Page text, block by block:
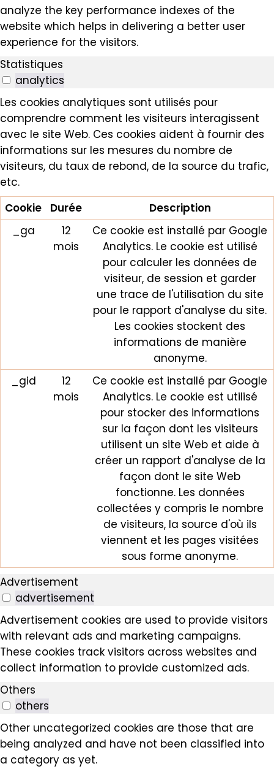
analyze the key performance indexes of the
website which helps in delivering a better user
experience for the visitors.
Statistiques
analytics
Les cookies analytiques sont utilisés pour
comprendre comment les visiteurs interagissent
avec le site Web. Ces cookies aident à fournir des
informations sur les mesures du nombre de
visiteurs, du taux de rebond, de la source du trafic,
etc.
Cookie
Durée
Description
_ga
12
mois
Ce cookie est installé par Google
Analytics. Le cookie est utilisé
pour calculer les données de
visiteur, de session et garder
une trace de l'utilisation du site
pour le rapport d'analyse du site.
Les cookies stockent des
informations de manière
anonyme.
_gid
12
mois
Ce cookie est installé par Google
Analytics. Le cookie est utilisé
pour stocker des informations
sur la façon dont les visiteurs
utilisent un site Web et aide à
créer un rapport d'analyse de la
façon dont le site Web
fonctionne. Les données
collectées y compris le nombre
de visiteurs, la source d'où ils
viennent et les pages visitées
sous forme anonyme.
Advertisement
advertisement
Advertisement cookies are used to provide visitors
with relevant ads and marketing campaigns.
These cookies track visitors across websites and
collect information to provide customized ads.
Others
others
Other uncategorized cookies are those that are
being analyzed and have not been classified into
a category as yet.